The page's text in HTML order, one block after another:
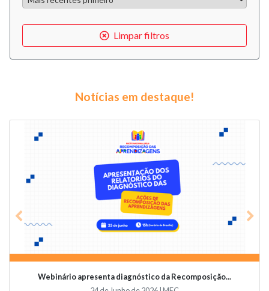
Limpar filtros
Notícias em destaque!
Webinário apresenta diagnóstico da Recomposição...
Previous